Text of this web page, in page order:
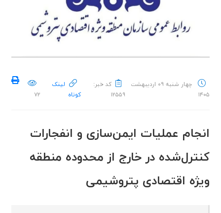
چهار شنبه ۰۹ اردیبهشت
۱۴۰۵
کد خبر:
۱۲۵۵۹
لینک
کوتاه
۷۲
انجام عملیات ایمن‌سازی و انفجارات
کنترل‌شده در خارج از محدوده منطقه
ویژه اقتصادی پتروشیمی